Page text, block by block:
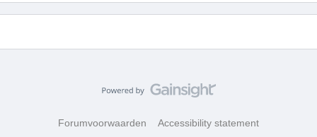
Forumvoorwaarden Accessibility statement